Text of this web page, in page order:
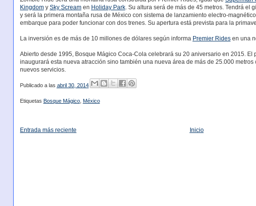
Kingdomy Sky Screamen Holiday Park. Su altura será de más de 45 metros. Tendrá el
y será la primera montaña rusa de México con sistema de lanzamiento electro-
embarque para poder funcionar con dos trenes. Su apertura está prevista para la
La inversión es de más de 10 millones de dólares según informa Premier Ridesen una
Abierto desde 1995, Bosque Mágico Coca-Cola celebrará su 20 aniversario en 2015. El
inaugurará esta nueva atracción sino también una nueva área de más de 25.000
nuevos servicios.
Publicado a las abril 30, 2014
Etiquetas Bosque Mágico, México
Entrada más reciente Inicio